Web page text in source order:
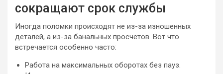
сокращают срок службы
Иногда поломки происходят не из-за изношенных
деталей, а из-за банальных просчетов. Вот что
встречается особенно часто:
Работа на максимальных оборотах без пауз.